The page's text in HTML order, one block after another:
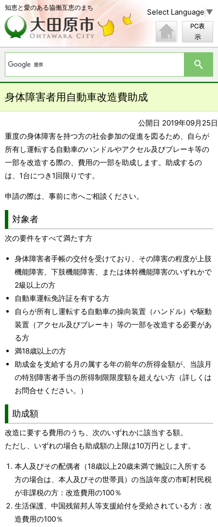
知恵と愛のある協働互恵のまち Select Language ▼
PC表
示
身体障害者用自動車改造費助成
公開日 2019年09月25日
重度の身体障害を持つ方の社会参加の促進を図るため、自らが
所有し運転する自動車のハンドルやアクセル及びブレーキ等の
一部を改造する際の、費用の一部を助成します。助成するの
は、1台につき1回限りです。
申請の際は、事前に市へご相談ください。
対象者
次の要件をすべて満たす方
身体障害者手帳の交付を受けており、その障害の程度が上肢
機能障害、下肢機能障害、または体幹機能障害のいずれかで
2級以上の方
自動車運転免許証を有する方
自らが所有し運転する自動車の操向装置（ハンドル）や駆動
装置（アクセル及びブレーキ）等の一部を改造する必要があ
る方
満18歳以上の方
助成金を支給する月の属する年の前年の所得金額が、当該月
の特別障害者手当の所得制限限度額を超えない方（詳しくは
お問合せください。）
助成額
改造に要する費用のうち、次のいずれかに該当する額。
ただし、いずれの場合も助成額の上限は10万円とします。
本人及びその配偶者（18歳以上20歳未満で施設に入所する
方の場合は、本人及びその世帯員）の当該年度の市町村民税
が非課税の方：改造費用の100％
生活保護、中国残留邦人等支援給付を受給されている方：改
造費用の100％